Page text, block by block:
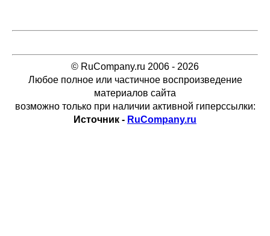
© RuCompany.ru 2006 - 2026
Любое полное или частичное воспроизведение
материалов сайта
возможно только при наличии активной гиперссылки:
Источник - RuCompany.ru